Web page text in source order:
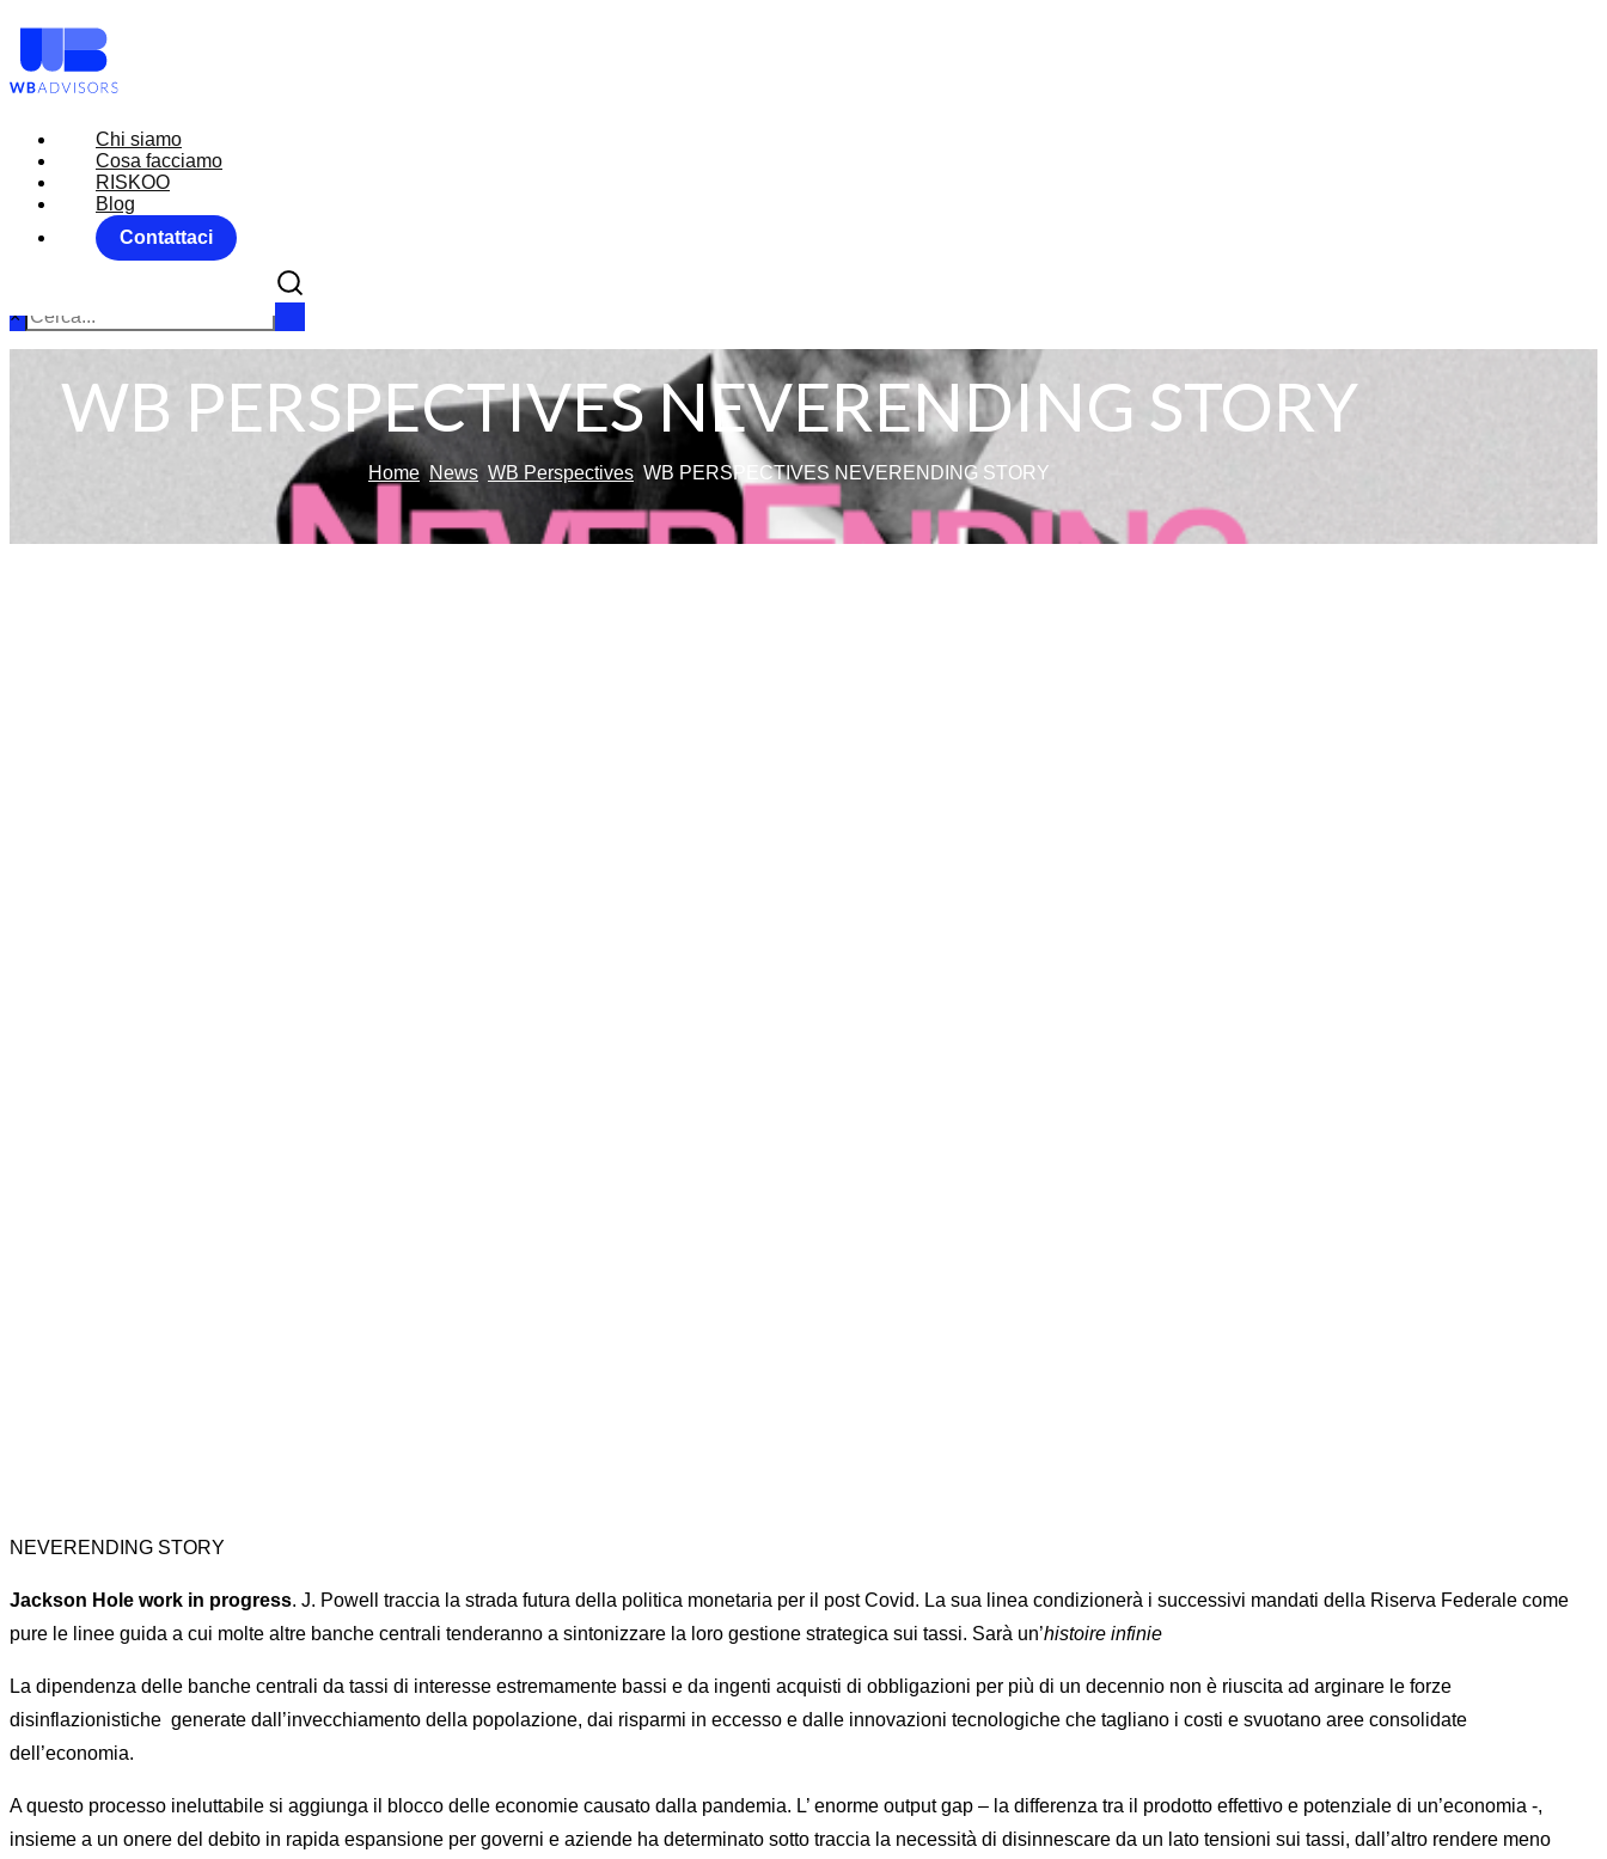
Chi siamo
Cosa facciamo
RISKOO
Blog
Contattaci
Chi siamo
Cosa facciamo
RISKOO
Blog
Contattaci
×
WB PERSPECTIVES NEVERENDING STORY
Home News WB Perspectives WB PERSPECTIVES NEVERENDING STORY
NEVERENDING STORY
Jackson Hole work in progress. J. Powell traccia la strada futura della politica monetaria per il post Covid. La sua linea condizionerà i successivi mandati della Riserva Federale come
pure le linee guida a cui molte altre banche centrali tenderanno a sintonizzare la loro gestione strategica sui tassi. Sarà un’histoire infinie
La dipendenza delle banche centrali da tassi di interesse estremamente bassi e da ingenti acquisti di obbligazioni per più di un decennio non è riuscita ad arginare le forze
disinflazionistiche generate dall’invecchiamento della popolazione, dai risparmi in eccesso e dalle innovazioni tecnologiche che tagliano i costi e svuotano aree consolidate
dell’economia.
A questo processo ineluttabile si aggiunga il blocco delle economie causato dalla pandemia. L’ enorme output gap – la differenza tra il prodotto effettivo e potenziale di un’economia -,
insieme a un onere del debito in rapida espansione per governi e aziende ha determinato sotto traccia la necessità di disinnescare da un lato tensioni sui tassi, dall’altro rendere meno